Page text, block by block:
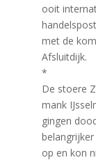
ooit
met de
Afsluitdijk.
*
De stoere
mank
gingen
op en kon